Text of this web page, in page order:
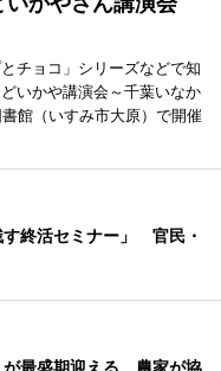
チョコ」シリーズなどで知
いかや講演会～千葉いなか
館（いすみ市大原）で開催
終活セミナー」 官民・
が最盛期迎える 農家が協